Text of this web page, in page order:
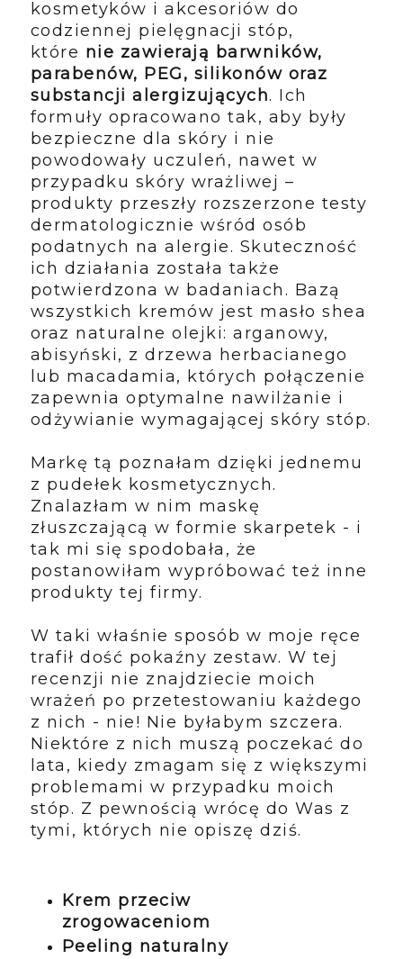
kosmetyków i akcesoriów do
codziennej pielęgnacji stóp,
które nie zawierają barwników,
parabenów, PEG, silikonów oraz
substancji alergizujących. Ich
formuły opracowano tak, aby były
bezpieczne dla skóry i nie
powodowały uczuleń, nawet w
przypadku skóry wrażliwej –
produkty przeszły rozszerzone testy
dermatologicznie wśród osób
podatnych na alergie. Skuteczność
ich działania została także
potwierdzona w badaniach. Bazą
wszystkich kremów jest masło shea
oraz naturalne olejki: arganowy,
abisyński, z drzewa herbacianego
lub macadamia, których połączenie
zapewnia optymalne nawilżanie i
odżywianie wymagającej skóry stóp.
Markę tą poznałam dzięki jednemu
z pudełek kosmetycznych.
Znalazłam w nim maskę
złuszczającą w formie skarpetek - i
tak mi się spodobała, że
postanowiłam wypróbować też inne
produkty tej firmy.
W taki właśnie sposób w moje ręce
trafił dość pokaźny zestaw. W tej
recenzji nie znajdziecie moich
wrażeń po przetestowaniu każdego
z nich - nie! Nie byłabym szczera.
Niektóre z nich muszą poczekać do
lata, kiedy zmagam się z większymi
problemami w przypadku moich
stóp. Z pewnością wrócę do Was z
tymi, których nie opiszę dziś.
Krem przeciw
zrogowaceniom
Peeling naturalny